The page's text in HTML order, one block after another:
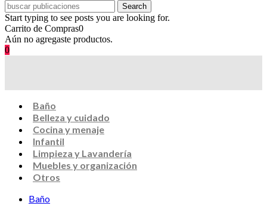
Search
Start typing to see posts you are looking for.
Carrito de Compras0
Aún no agregaste productos.
0
Baño
Belleza y cuidado
Cocina y menaje
Infantil
Limpieza y Lavandería
Muebles y organización
Otros
Baño